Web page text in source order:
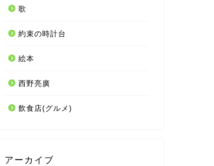
歌
約束の時計台
絵本
西野亮廣
飲食店(グルメ)
アーカイブ